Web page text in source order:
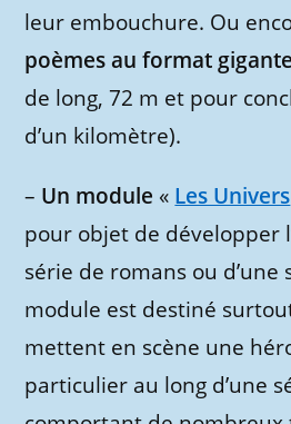
leur embouchure. Ou
poèmes au format
de long, 72 m et pour
d’un kilomètre).
– Un module « Les Univers
pour objet de développer
série de romans ou d’une
module est destiné
mettent en scène une
particulier au long d’une